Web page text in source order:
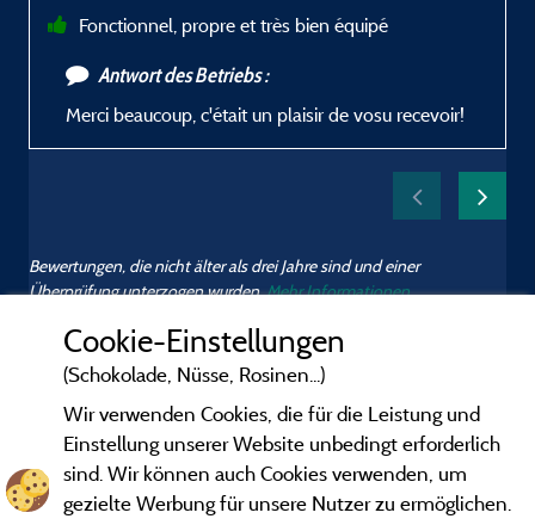
Fonctionnel, propre et très bien équipé
Antwort des Betriebs :
Merci beaucoup, c'était un plaisir de vosu recevoir!
Bewertungen, die nicht älter als drei Jahre sind und einer
Überprüfung unterzogen wurden.Mehr Informationen
Cookie-Einstellungen
(Schokolade, Nüsse, Rosinen...)
Wir verwenden Cookies, die für die Leistung und
Einstellung unserer Website unbedingt erforderlich
sind. Wir können auch Cookies verwenden, um
gezielte Werbung für unsere Nutzer zu ermöglichen.